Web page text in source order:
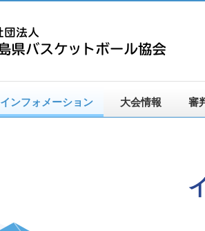
インフォメーション 大会情報 審